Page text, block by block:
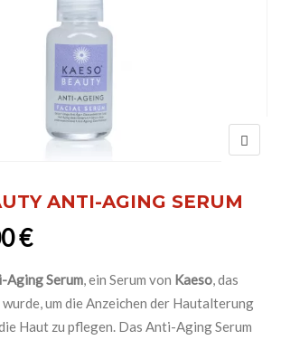
ANTI-AGING SERUM
Preis war:
€Aktueller Preis ist:
Aging Serum, ein Serum von Kaeso, das
um die Anzeichen der Hautalterung
Haut zu pflegen. Das Anti-Aging Serum